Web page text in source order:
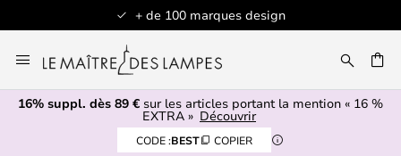
+ de 100 marques design
au
contenu
16% suppl. dès 89 € sur les articles portant la mention « 16 %
EXTRA » Découvrir
CODE :BEST COPIER